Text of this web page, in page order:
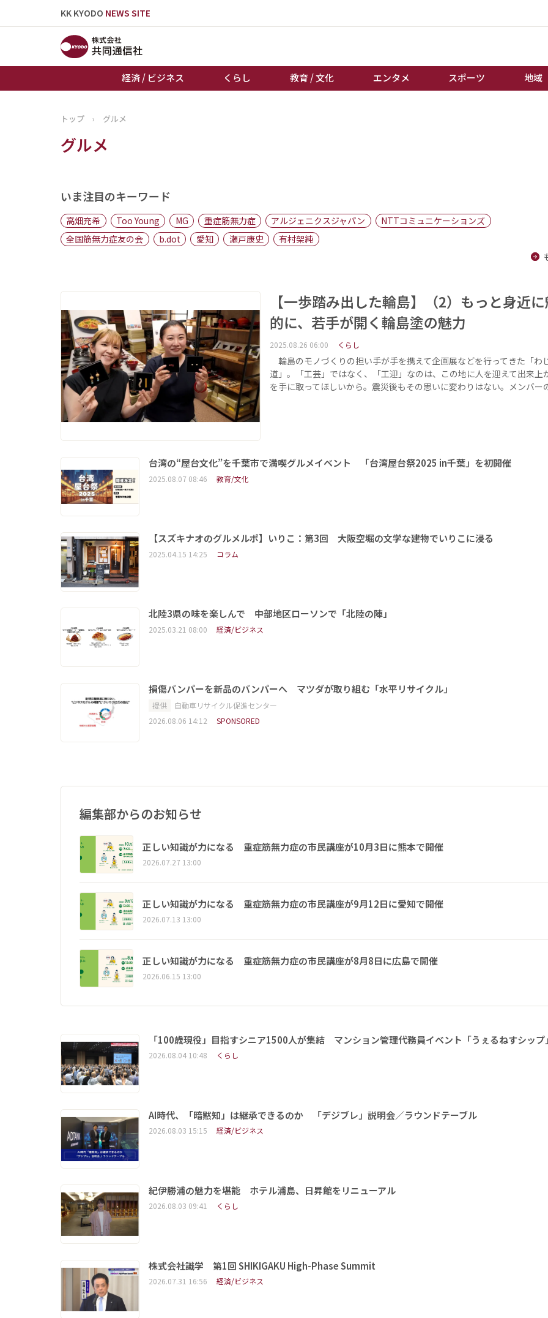
KK KYODO NEWS SITE
経済 / ビジネス くらし 教育 / 文化 エンタメ スポーツ 地域
トップページ
地域
キーパーソン
棋王戦
トップ › グルメ
グルメ
いま注目のキーワード
高畑充希 Too Young MG 重症筋無力症 アルジェニクスジャパン
NTTコミュニケーションズ
全国筋無力症友の会
b.dot 愛知 瀬戸康史
有村架純
【一歩踏み出した輪島】（2）もっと身近
的に、若手が開く輪島塗の魅力
2025.08.26 06:00 くらし
輪島のモノづくりの担い手が手を携えて企画展などを行ってきた「わ
道」。「工芸」ではなく、「工迎」なのは、この地に人を迎えて出来上
を手に取ってほしいから。震災後もその思いに変わりはない。メンバ
台湾の“屋台文化”を千葉市で満喫グルメイベント 「台湾屋台祭2025 in千葉」を初開催
2025.08.07 08:46 教育/文化
【スズキナオのグルメルポ】いりこ：第3回 大阪空堀の文学な建物でいりこに浸る
2025.04.15 14:25 コラム
北陸3県の味を楽しんで 中部地区ローソンで「北陸の陣」
2025.03.21 08:00 経済/ビジネス
損傷バンパーを新品のバンパーへ マツダが取り組む「水平リサイクル」
提供
自動車リサイクル促進センター
2026.08.06 14:12
SPONSORED
編集部からのお知らせ
正しい知識が力になる 重症筋無力症の市民講座が10月3日に熊本で開催
2026.07.27 13:00
正しい知識が力になる 重症筋無力症の市民講座が9月12日に愛知で開催
2026.07.13 13:00
正しい知識が力になる 重症筋無力症の市民講座が8月8日に広島で開催
2026.06.15 13:00
「100歳現役」目指すシニア1500人が集結 マンション管理代務員イベント「うぇるねすシップ
2026.08.04 10:48 くらし
AI時代、「暗黙知」は継承できるのか 「デジブレ」説明会／ラウンドテーブル
2026.08.03 15:15 経済/ビジネス
紀伊勝浦の魅力を堪能 ホテル浦島、日昇館をリニューアル
2026.08.03 09:41 くらし
株式会社識学 第1回 SHIKIGAKU High-Phase Summit
2026.07.31 16:56 経済/ビジネス